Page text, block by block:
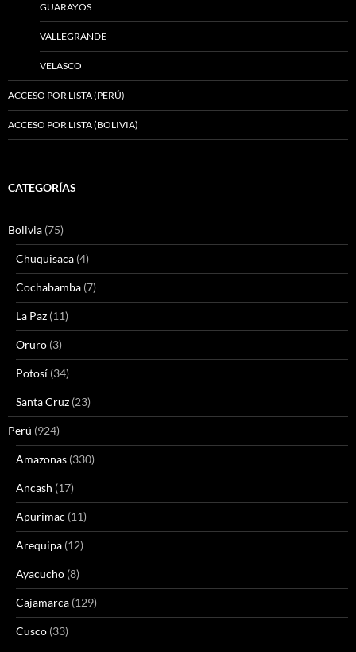
GUARAYOS
VALLEGRANDE
VELASCO
ACCESO POR LISTA (PERÚ)
ACCESO POR LISTA (BOLIVIA)
CATEGORÍAS
Bolivia (75)
Chuquisaca (4)
Cochabamba (7)
La Paz (11)
Oruro (3)
Potosí (34)
Santa Cruz (23)
Perú (924)
Amazonas (330)
Ancash (17)
Apurimac (11)
Arequipa (12)
Ayacucho (8)
Cajamarca (129)
Cusco (33)